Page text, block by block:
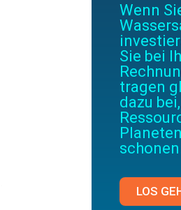
Wenn
Sie bei
tragen
dazu
LOS